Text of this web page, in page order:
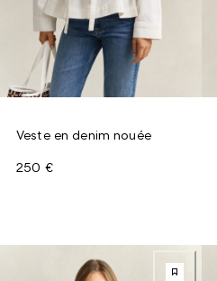
Veste en denim nouée
250 €